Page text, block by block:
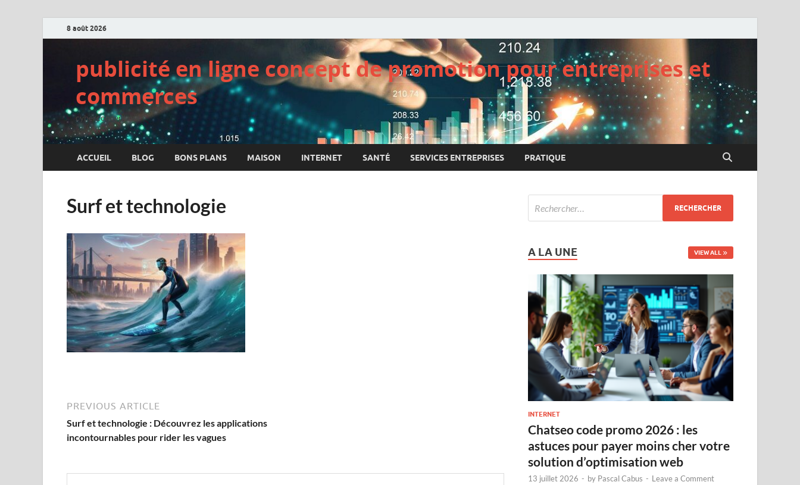
8 août 2026
publicité en ligne concept de promotion pour entreprises et
commerces
cyberconcept.net
ACCUEIL BLOG BONS PLANS MAISON INTERNET SANTÉ SERVICES ENTREPRISES PRATIQUE
Surf et technologie
PREVIOUS ARTICLE
Surf et technologie : Découvrez les applications
incontournables pour rider les vagues
A LA UNE VIEW ALL
INTERNET
Chatseo code promo 2026 : les
astuces pour payer moins cher votre
solution d’optimisation web
13 juillet 2026 - by Pascal Cabus - Leave a Comment